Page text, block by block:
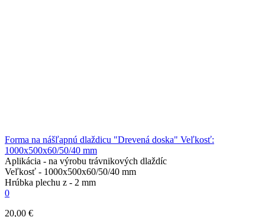
Forma na nášľapnú dlaždicu "Drevená doska" Veľkosť:
1000х500х60/50/40 mm
Aplikácia - na výrobu trávnikových dlaždíc
Veľkosť - 1000х500х60/50/40 mm
Hrúbka plechu z - 2 mm
0
20,00 €